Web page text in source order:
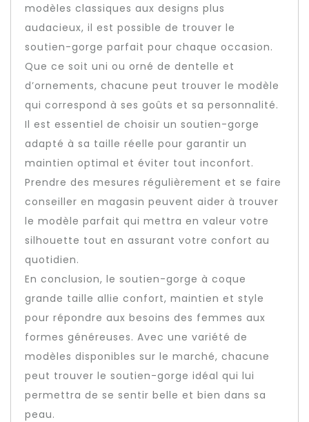
modèles classiques aux designs plus
audacieux, il est possible de trouver le
soutien-gorge parfait pour chaque occasion.
Que ce soit uni ou orné de dentelle et
d’ornements, chacune peut trouver le modèle
qui correspond à ses goûts et sa personnalité.
Il est essentiel de choisir un soutien-gorge
adapté à sa taille réelle pour garantir un
maintien optimal et éviter tout inconfort.
Prendre des mesures régulièrement et se faire
conseiller en magasin peuvent aider à trouver
le modèle parfait qui mettra en valeur votre
silhouette tout en assurant votre confort au
quotidien.
En conclusion, le soutien-gorge à coque
grande taille allie confort, maintien et style
pour répondre aux besoins des femmes aux
formes généreuses. Avec une variété de
modèles disponibles sur le marché, chacune
peut trouver le soutien-gorge idéal qui lui
permettra de se sentir belle et bien dans sa
peau.